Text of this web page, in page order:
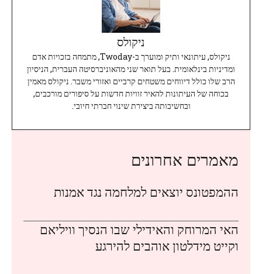
ניקולס
ניקולס, עיתונאי ותיק ומוערך ב-Twoday, מתמחה בזכויות אדם
ומדיניות בינלאומית. בעל תואר שני מהאוניברסיטה העברית, הניסיון
הרב שלו כולל דיווחים משטחים קרביים ואזורי משבר. ניקולס מאמין
בכוחה של העיתונות להאיר זוויות חדשות על סיפורים מורכבים,
ובחשיבותה ביצירת שינוי חברתי חיובי.
מאמרים אחרונים
ההמפטונס יוצאים למלחמה נגד אמנות
האי המרוחק והאידילי שבו הנסיך וויליאם
וקייט מידלטון אוהבים להירגע